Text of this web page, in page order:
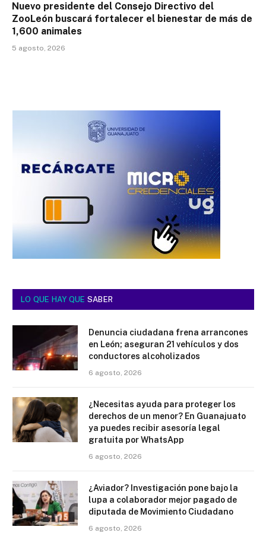
Nuevo presidente del Consejo Directivo del
ZooLeón buscará fortalecer el bienestar de más de
1,600 animales
5 agosto, 2026
LO QUE HAY QUE SABER
Denuncia ciudadana frena arrancones
en León; aseguran 21 vehículos y dos
conductores alcoholizados
6 agosto, 2026
¿Necesitas ayuda para proteger los
derechos de un menor? En Guanajuato
ya puedes recibir asesoría legal
gratuita por WhatsApp
6 agosto, 2026
¿Aviador? Investigación pone bajo la
lupa a colaborador mejor pagado de
diputada de Movimiento Ciudadano
6 agosto, 2026